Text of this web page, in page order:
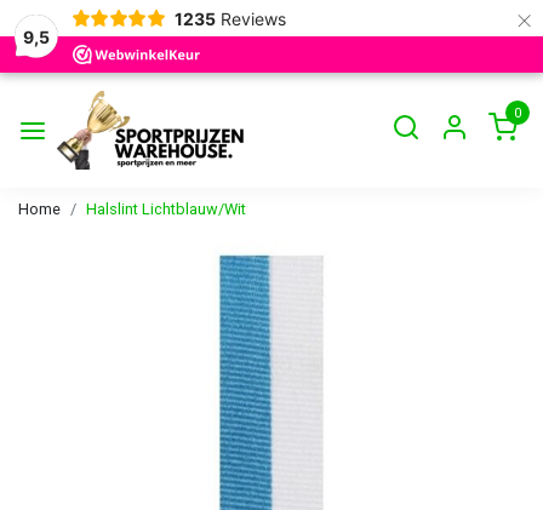
9,5
1235 Reviews ×
0
Home Halslint Lichtblauw/Wit